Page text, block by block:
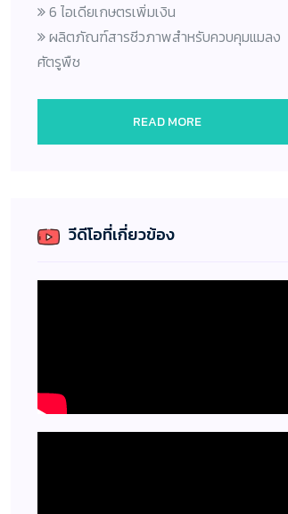
6 ไอเดียเกษตรเพิ่มเงิน
ผลิตภัณฑ์สารชีวภาพสำหรับควบคุมแมลง
ศัตรูพืช
READ MORE
วีดีโอที่เกี่ยวข้อง